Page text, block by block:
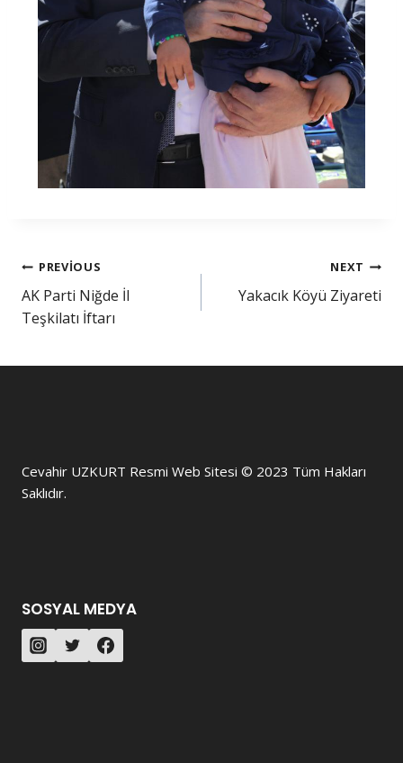
PREVIOUS
AK Parti Niğde İl
Teşkilatı İftarı
NEXT
Yakacık Köyü Ziyareti
Cevahir UZKURT Resmi Web Sitesi © 2023 Tüm Hakları
Saklıdır.
SOSYAL MEDYA